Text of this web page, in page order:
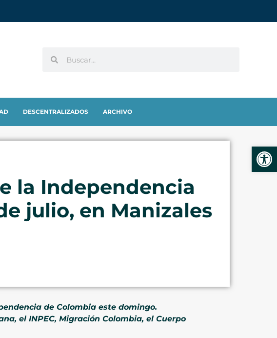
DESCENTRALIZADOS ARCHIVO
la Independencia
julio, en Manizales
de Colombia este domingo.
el INPEC, Migración Colombia, el Cuerpo